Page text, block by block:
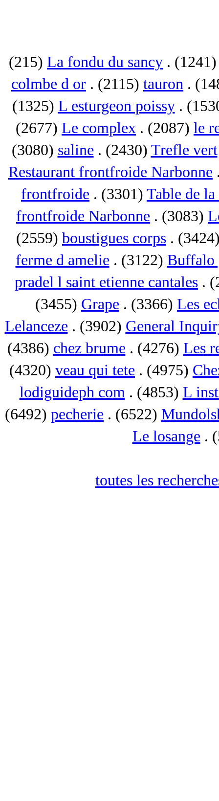
(215) La fondu du sancy . (1241)
colmbe d or . (2115) tauron .
(1325) L esturgeon poissy.
(2677) Le complex . (2087) le
(3080) saline . (2430) Trefle vert
Restaurant frontfroide Narbonne
frontfroide . (3301) Table de
frontfroide Narbonne . (3083)
(2559) boustigues corps .
ferme d amelie . (3122) Buffalo
pradel l saint etienne cantales .
(3455) Grape . (3366) Les
Lelanceze . (3902) General
(4386) chez brume . (4276) Les
(4320) veau qui tete . (4975)
lodiguideph com. (4853) L
(6492) pecherie . (6522)
Le losange .
toutes les